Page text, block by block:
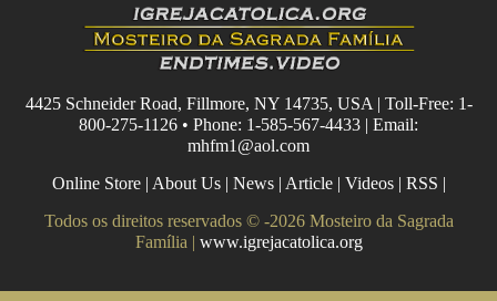
4425 Schneider Road, Fillmore, NY 14735, USA | Toll-Free: 1-
800-275-1126 • Phone: 1-585-567-4433 | Email:
mhfm1@aol.com
Online Store| About Us| News| Article| Videos| RSS |
Todos os direitos reservados © -2026 Mosteiro da Sagrada
Família | www.igrejacatolica.org